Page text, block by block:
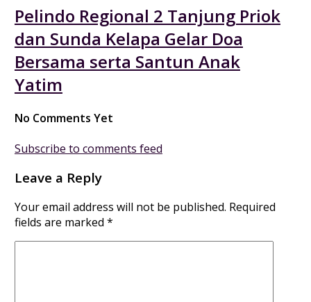
Pelindo Regional 2 Tanjung Priok
dan Sunda Kelapa Gelar Doa
Bersama serta Santun Anak
Yatim
No Comments Yet
Subscribe to comments feed
Leave a Reply
Your email address will not be published. Required
fields are marked *